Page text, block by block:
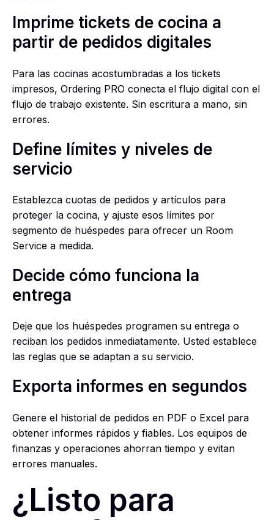
Imprime tickets de cocina a
partir de pedidos digitales
Para las cocinas acostumbradas a los tickets
impresos, Ordering PRO conecta el flujo digital con el
flujo de trabajo existente. Sin escritura a mano, sin
errores.
Define límites y niveles de
servicio
Establezca cuotas de pedidos y artículos para
proteger la cocina, y ajuste esos límites por
segmento de huéspedes para ofrecer un Room
Service a medida.
Decide cómo funciona la
entrega
Deje que los huéspedes programen su entrega o
reciban los pedidos inmediatamente. Usted establece
las reglas que se adaptan a su servicio.
Exporta informes en segundos
Genere el historial de pedidos en PDF o Excel para
obtener informes rápidos y fiables. Los equipos de
finanzas y operaciones ahorran tiempo y evitan
errores manuales.
¿Listo para